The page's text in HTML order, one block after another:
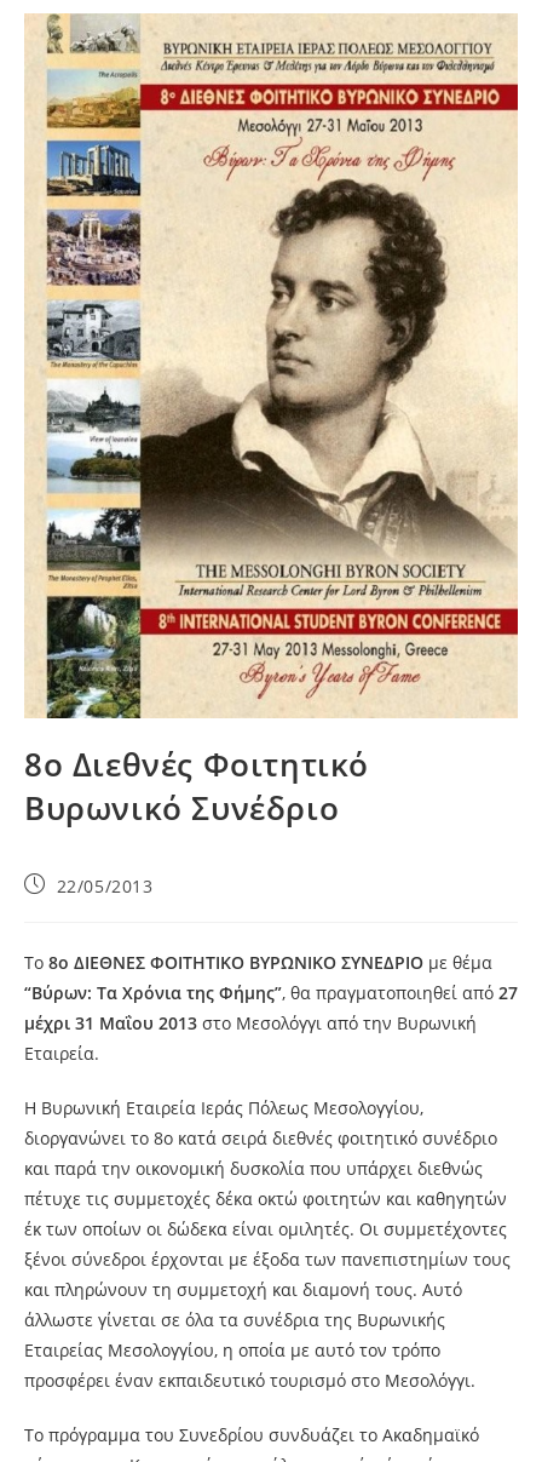
8ο Διεθνές Φοιτητικό
Βυρωνικό Συνέδριο
22/05/2013
Το 8ο ΔΙΕΘΝΕΣ ΦΟΙΤΗΤΙΚΟ ΒΥΡΩΝΙΚΟ ΣΥΝΕΔΡΙΟ με θέμα
“Βύρων: Τα Χρόνια της Φήμης”, θα πραγματοποιηθεί από 27
μέχρι 31 Μαΐου 2013 στο Μεσολόγγι από την Βυρωνική
Εταιρεία.
Η Βυρωνική Εταιρεία Ιεράς Πόλεως Μεσολογγίου,
διοργανώνει το 8ο κατά σειρά διεθνές φοιτητικό συνέδριο
και παρά την οικονομική δυσκολία που υπάρχει διεθνώς
πέτυχε τις συμμετοχές δέκα οκτώ φοιτητών και καθηγητών
έκ των οποίων οι δώδεκα είναι ομιλητές. Οι συμμετέχοντες
ξένοι σύνεδροι έρχονται με έξοδα των πανεπιστημίων τους
και πληρώνουν τη συμμετοχή και διαμονή τους. Αυτό
άλλωστε γίνεται σε όλα τα συνέδρια της Βυρωνικής
Εταιρείας Μεσολογγίου, η οποία με αυτό τον τρόπο
προσφέρει έναν εκπαιδευτικό τουρισμό στο Μεσολόγγι.
Το πρόγραμμα του Συνεδρίου συνδυάζει το Ακαδημαϊκό